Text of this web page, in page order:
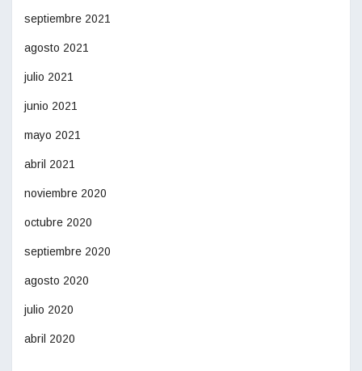
septiembre 2021
agosto 2021
julio 2021
junio 2021
mayo 2021
abril 2021
noviembre 2020
octubre 2020
septiembre 2020
agosto 2020
julio 2020
abril 2020